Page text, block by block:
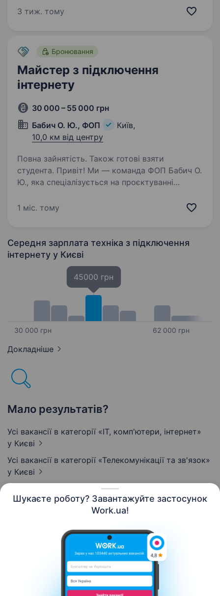
Шукаєте роботу? Завантажуйте застосунок
Work.ua!
Досвід роботи з інструментами (перфоратор,
3 тиж. тому
Бронювання
Майстер з підключення
інтернету
30 000 – 55 000 грн
Бабич О. Ю., ФОП
Київ,
10,0 км від центру
Повна зайнятість. Також готові взяти
студента. Привіт! Ми — команда ФОП Бабич О.
Ю., яка спеціалізується на проєктуванні
кабельних систем (СКС), локальних мереж
1 міс. тому
Середня зарплата техніка з підключення
інтернету у Києві
30 000 грн
45000 грн
62 000 грн
Докладніше
Мало результатів?
Усі вакансії в категорії «IT, комп'ютери, інтернет»
у Києві
Усі вакансії в категорії «Телекомунікації та зв'язок»
у Києві